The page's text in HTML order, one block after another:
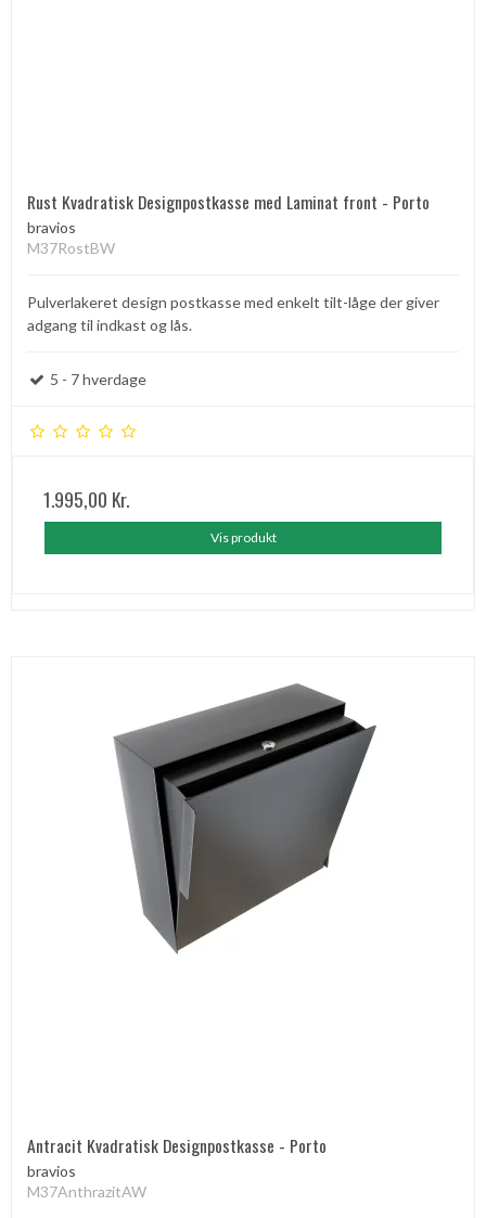
Rust Kvadratisk Designpostkasse med Laminat front - Porto
bravios
M37RostBW
Pulverlakeret design postkasse med enkelt tilt-låge der giver
adgang til indkast og lås.
5 - 7 hverdage
1.995,00 Kr.
Vis produkt
Antracit Kvadratisk Designpostkasse - Porto
bravios
M37AnthrazitAW